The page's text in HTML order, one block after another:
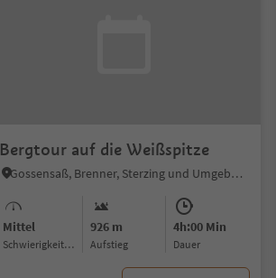
Bergtour auf die Weißspitze
Gossensaß, Brenner, Sterzing und Umgebung
Mittel
Schwierigkeitsgrad
926 m
Aufstieg
4h:00 Min
Dauer